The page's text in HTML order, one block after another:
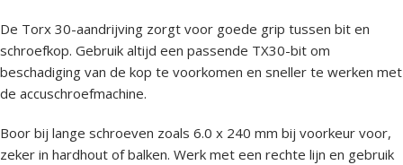
De Torx 30-aandrijving zorgt voor goede grip tussen bit en
schroefkop. Gebruik altijd een passende TX30-bit om
beschadiging van de kop te voorkomen en sneller te werken met
de accuschroefmachine.
Boor bij lange schroeven zoals 6.0 x 240 mm bij voorkeur voor,
zeker in hardhout of balken. Werk met een rechte lijn en gebruik